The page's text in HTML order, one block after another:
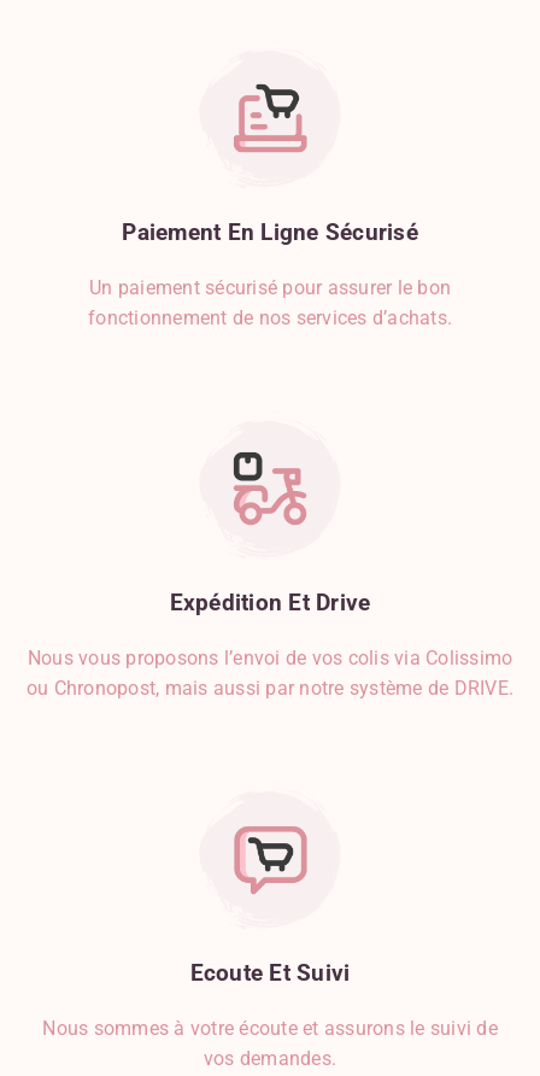
Paiement En Ligne Sécurisé
Un paiement sécurisé pour assurer le bon
fonctionnement de nos services d’achats.
Expédition Et Drive
Nous vous proposons l’envoi de vos colis via Colissimo
ou Chronopost, mais aussi par notre système de DRIVE.
Ecoute Et Suivi
Nous sommes à votre écoute et assurons le suivi de
vos demandes.